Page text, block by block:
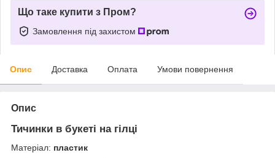
Що таке купити з Пром?
Замовлення під захистом
Опис Доставка Оплата Умови повернення
Опис
Тичинки в букеті на гілці
Матеріал: пластик